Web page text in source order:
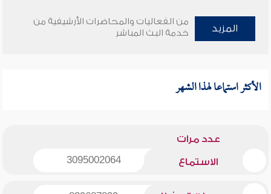
المزيد
من الفعاليات والمحاضرات الأرشيفية من
خدمة البث المباشر
الأكثر استماعا لهذا الشهر
عدد مرات
الاستماع 3095002064